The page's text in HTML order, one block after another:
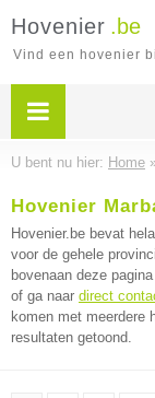
Hovenier .be
Vind een hovenier
U bent nu hier: Home
Hovenier
Hovenier.be bevat
voor de gehele
bovenaan deze
of ga naar direct
komen met meerdere
resultaten getoond.